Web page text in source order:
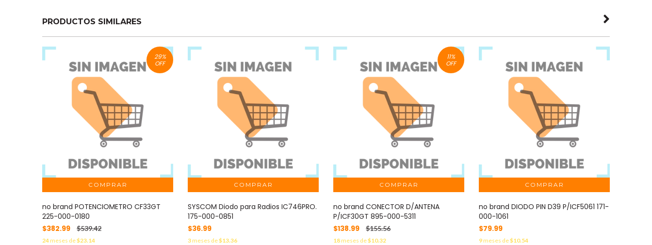
PRODUCTOS SIMILARES
29%
OFF
no brand POTENCIOMETRO CF33GT
225-000-0180
$382.99
$539.42
24meses de$23.14
SYSCOM Diodo para Radios IC746PRO.
175-000-0851
$36.99
3meses de$13.36
11%
OFF
no brand CONECTOR D/ANTENA
P/ICF30GT 895-000-5311
$138.99
$155.56
18meses de$10.32
no brand DIODO PIN D39 P/ICF5061 171-
000-1061
$79.99
9meses de$10.54